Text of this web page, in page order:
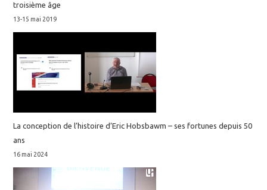
troisième âge
13-15 mai 2019
La conception de l’histoire d’Eric Hobsbawm – ses fortunes depuis 50
ans
16 mai 2024